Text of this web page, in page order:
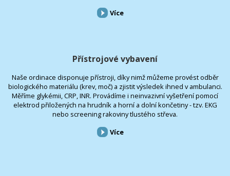
Více
Přístrojové vybavení
Naše ordinace disponuje přístroji, díky nimž můžeme provést odběr
biologického materiálu (krev, moč) a zjistit výsledek ihned v ambulanci.
Měříme glykémii, CRP, INR. Provádíme i neinvazivní vyšetření pomocí
elektrod přiložených na hrudník a horní a dolní končetiny - tzv. EKG
nebo screening rakoviny tlustého střeva.
Více